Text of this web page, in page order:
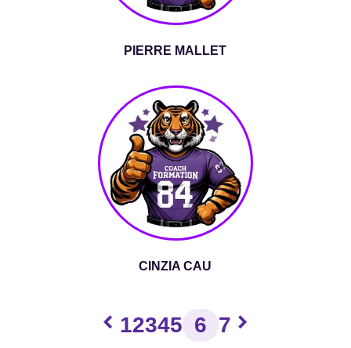
PIERRE MALLET
CINZIA CAU
chevron_left 12345 6 7 chevron_right